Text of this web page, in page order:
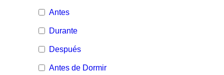
Antes
Durante
Después
Antes de Dormir